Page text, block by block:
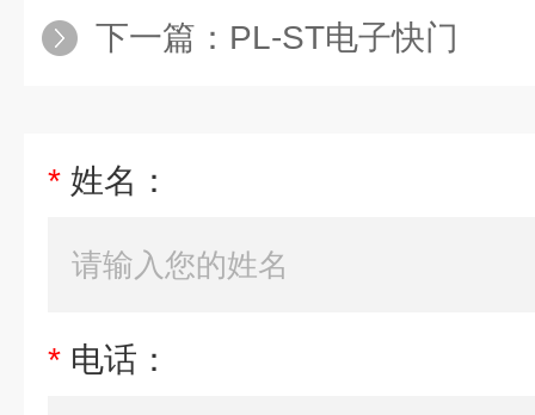
下一篇： PL-ST电子快门
* 姓名：
* 电话：